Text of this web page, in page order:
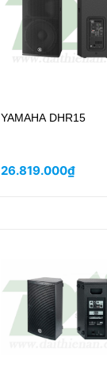
YAMAHA DHR15
26.819.000₫